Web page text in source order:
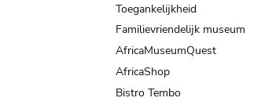
Toegankelijkheid
Familievriendelijk museum
AfricaMuseumQuest
AfricaShop
Bistro Tembo